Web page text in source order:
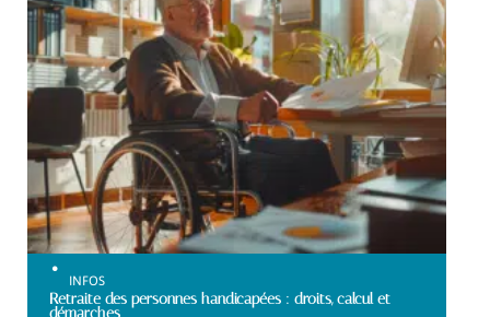
INFOS
Retraite des personnes handicapées : droits, calcul et
démarches